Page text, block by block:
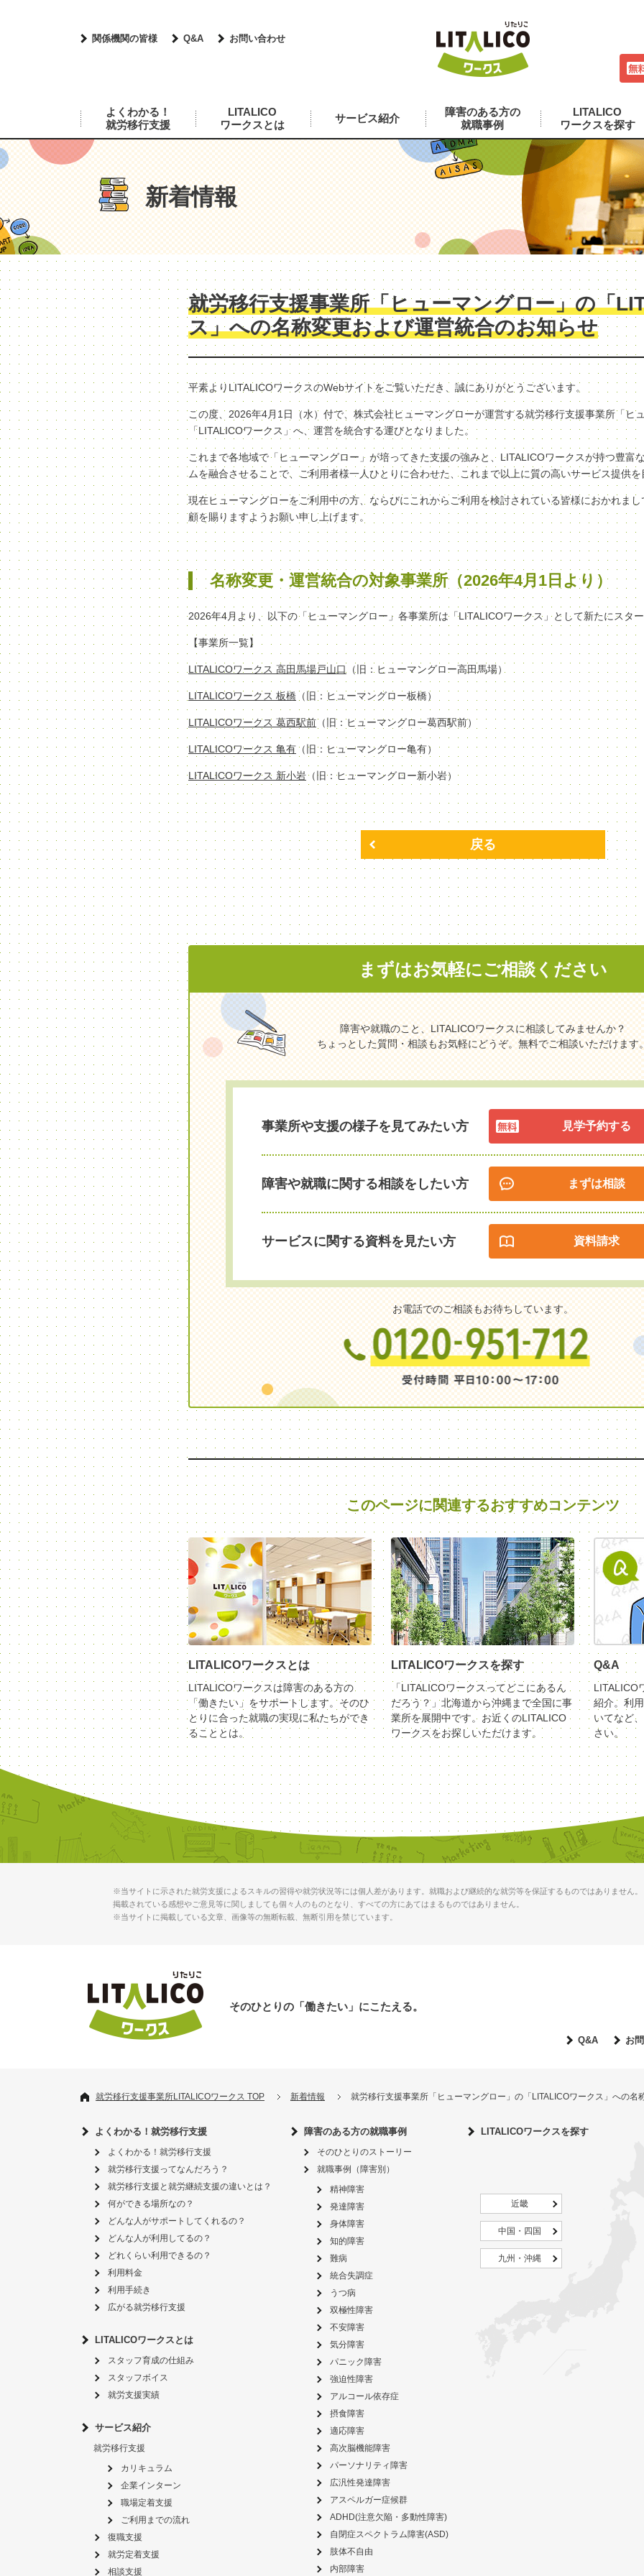
関係機関の皆様 Q&A お問い合わせ
よくわかる！
就労移行支援
LITALICO
ワークスとは
サービス紹介
障害のある方の
就職事例
LITALICO
ワークスを探す
新着情報
就労移行支援事業所「ヒューマングロー」の「
ス」への名称変更および運営統合のお知らせ
平素よりLITALICOワークスのWebサイトをご覧いただき、誠にありがとうございます。
この度、2026年4月1日（水）付で、株式会社ヒューマングローが運営する就労移行支援事業所「ヒ
「LITALICOワークス」へ、運営を統合する運びとなりました。
これまで各地域で「ヒューマングロー」が培ってきた支援の強みと、LITALICOワークスが持つ豊富
ムを融合させることで、ご利用者様一人ひとりに合わせた、これまで以上に質の高いサービス提供
現在ヒューマングローをご利用中の方、ならびにこれからご利用を検討されている皆様におかれま
顧を賜りますようお願い申し上げます。
名称変更・運営統合の対象事業所（2026年4月1日より）
2026年4月より、以下の「ヒューマングロー」各事業所は「LITALICOワークス」として新たにスタ
【事業所一覧】
LITALICOワークス 高田馬場戸山口 （旧：ヒューマングロー高田馬場）
LITALICOワークス 板橋 （旧：ヒューマングロー板橋）
LITALICOワークス 葛西駅前（旧：ヒューマングロー葛西駅前）
LITALICOワークス 亀有 （旧：ヒューマングロー亀有）
LITALICOワークス 新小岩（旧：ヒューマングロー新小岩）
戻る
まずはお気軽にご相談ください
障害や就職のこと、LITALICOワークスに相談してみませんか？
ちょっとした質問・相談もお気軽にどうぞ。無料でご相談いただけます
事業所や支援の様子を見てみたい方 見学予約する
障害や就職に関する相談をしたい方 まずは相談
サービスに関する資料を見たい方 資料請求
お電話でのご相談もお待ちしています。
このページに関連するおすすめコンテンツ
LITALICOワークスとは
LITALICOワークスは障害のある方の
「働きたい」をサポートします。そのひ
とりに合った就職の実現に私たちができ
ることとは。
LITALICOワークスを探す
「LITALICOワークスってどこにあるん
だろう？」北海道から沖縄まで全国に事
業所を展開中です。お近くのLITALICO
ワークスをお探しいただけます。
Q&A
LITALICO
紹介。利
いてなど
さい。
※当サイトに示された就労支援によるスキルの習得や就労状況等には個人差があります。就職および継続的な就労等を保証するものではありません。
掲載されている感想やご意見等に関しましても個々人のものとなり、すべての方にあてはまるものではありません。
※当サイトに掲載している文章、画像等の無断転載、無断引用を禁じています。
そのひとりの「働きたい」にこたえる。
Q&A お
就労移行支援事業所LITALICOワークス TOP 新着情報 就労移行支援事業所「ヒューマングロー」の「LITALICOワークス」への名
よくわかる！就労移行支援
よくわかる！就労移行支援
就労移行支援ってなんだろう？
就労移行支援と就労継続支援の違いとは？
何ができる場所なの？
どんな人がサポートしてくれるの？
どんな人が利用してるの？
どれくらい利用できるの？
利用料金
利用手続き
広がる就労移行支援
LITALICOワークスとは
スタッフ育成の仕組み
スタッフボイス
就労支援実績
サービス紹介
就労移行支援
カリキュラム
企業インターン
職場定着支援
ご利用までの流れ
復職支援
就労定着支援
相談支援
障害のある方の就職事例
そのひとりのストーリー
就職事例（障害別）
精神障害
発達障害
身体障害
知的障害
難病
統合失調症
うつ病
双極性障害
不安障害
気分障害
パニック障害
強迫性障害
アルコール依存症
摂食障害
適応障害
高次脳機能障害
パーソナリティ障害
広汎性発達障害
アスペルガー症候群
ADHD(注意欠陥・多動性障害)
自閉症スペクトラム障害(ASD)
肢体不自由
内部障害
LITALICOワークスを探す
近畿
中国・四国
九州・沖縄